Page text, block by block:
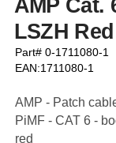
AMP Cat.
LSZH
Part# 0-1711080-1
EAN:1711080-1
AMP - Patch
PiMF - CAT 6 -
red